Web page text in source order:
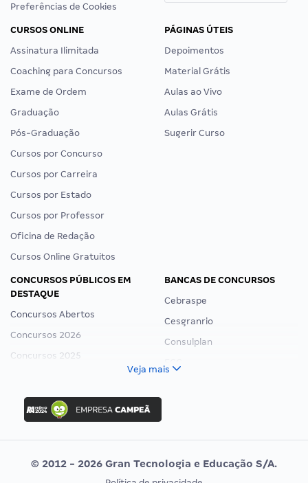
Preferências de Cookies
CURSOS ONLINE
Assinatura Ilimitada
Coaching para Concursos
Exame de Ordem
Graduação
Pós-Graduação
Cursos por Concurso
Cursos por Carreira
Cursos por Estado
Cursos por Professor
Oficina de Redação
Cursos Online Gratuitos
PÁGINAS ÚTEIS
Depoimentos
Material Grátis
Aulas ao Vivo
Aulas Grátis
Sugerir Curso
CONCURSOS PÚBLICOS EM
DESTAQUE
Concursos Abertos
Concursos 2026
Concursos 2025
Concurso Nacional Unificado
Concurso Ibama
Concurso MPU
Editais publicados
BANCAS DE CONCURSOS
Cebraspe
Cesgranrio
Consulplan
Vunesp
Veja mais
© 2012 - 2026 Gran Tecnologia e Educação S/A.